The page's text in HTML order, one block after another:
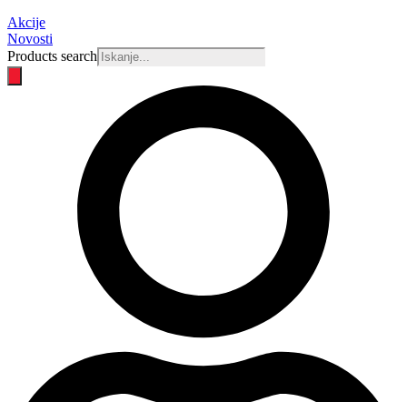
Akcije
Novosti
Products search